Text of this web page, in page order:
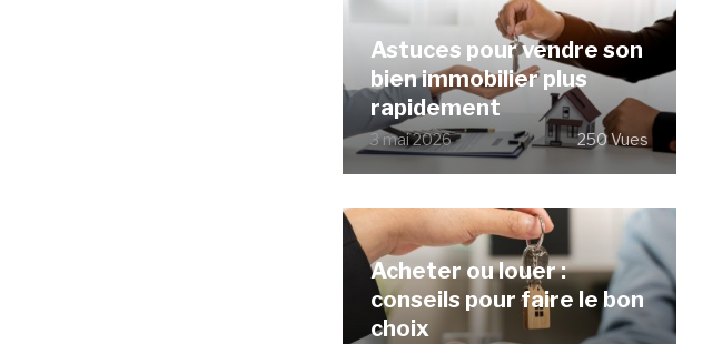
Astuces pour vendre son
bien immobilier plus
rapidement
3 mai 2026 250 Vues
Acheter ou louer :
conseils pour faire le bon
choix